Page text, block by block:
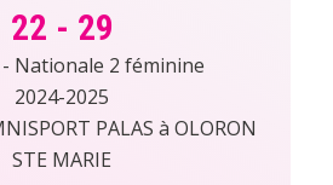
22 - 29
- Nationale 2 féminine
2024-2025
PALAS à OLORON
STE MARIE